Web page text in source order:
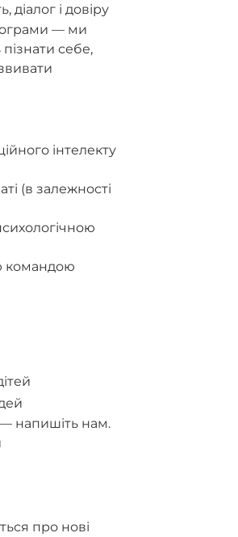
діалог і довіру
— ми
себе,
інтелекту
(в залежності
командою
напишіть нам.
про нові